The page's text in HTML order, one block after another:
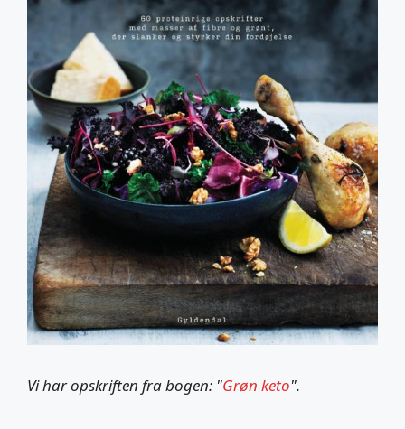
Vi har opskriften fra bogen: "Grøn keto".